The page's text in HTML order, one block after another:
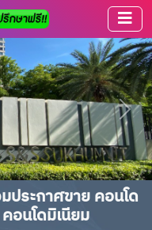
ประกาศขาย คอนโด
อนโดมิเนียม